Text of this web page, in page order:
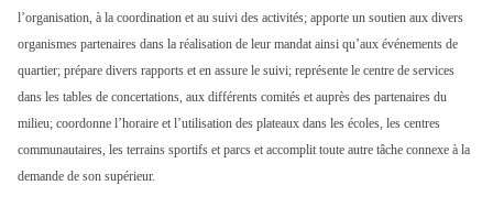
l’organisation, à la coordination et au suivi des activités; apporte un soutien aux divers
organismes partenaires dans la réalisation de leur mandat ainsi qu’aux événements de
quartier; prépare divers rapports et en assure le suivi; représente le centre de services
dans les tables de concertations, aux différents comités et auprès des partenaires du
milieu; coordonne l’horaire et l’utilisation des plateaux dans les écoles, les centres
communautaires, les terrains sportifs et parcs et accomplit toute autre tâche connexe à la
demande de son supérieur.